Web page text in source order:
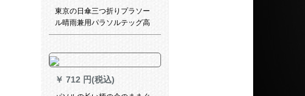
東京の日傘三つ折りプラソー
ル晴雨兼用パラソルテッグ高
効率日烧け防止紫外線防止パ
￥ 712 円(税込)